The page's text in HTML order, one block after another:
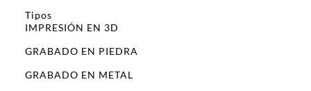
Tipos
IMPRESIÓN EN 3D
GRABADO EN PIEDRA
GRABADO EN METAL